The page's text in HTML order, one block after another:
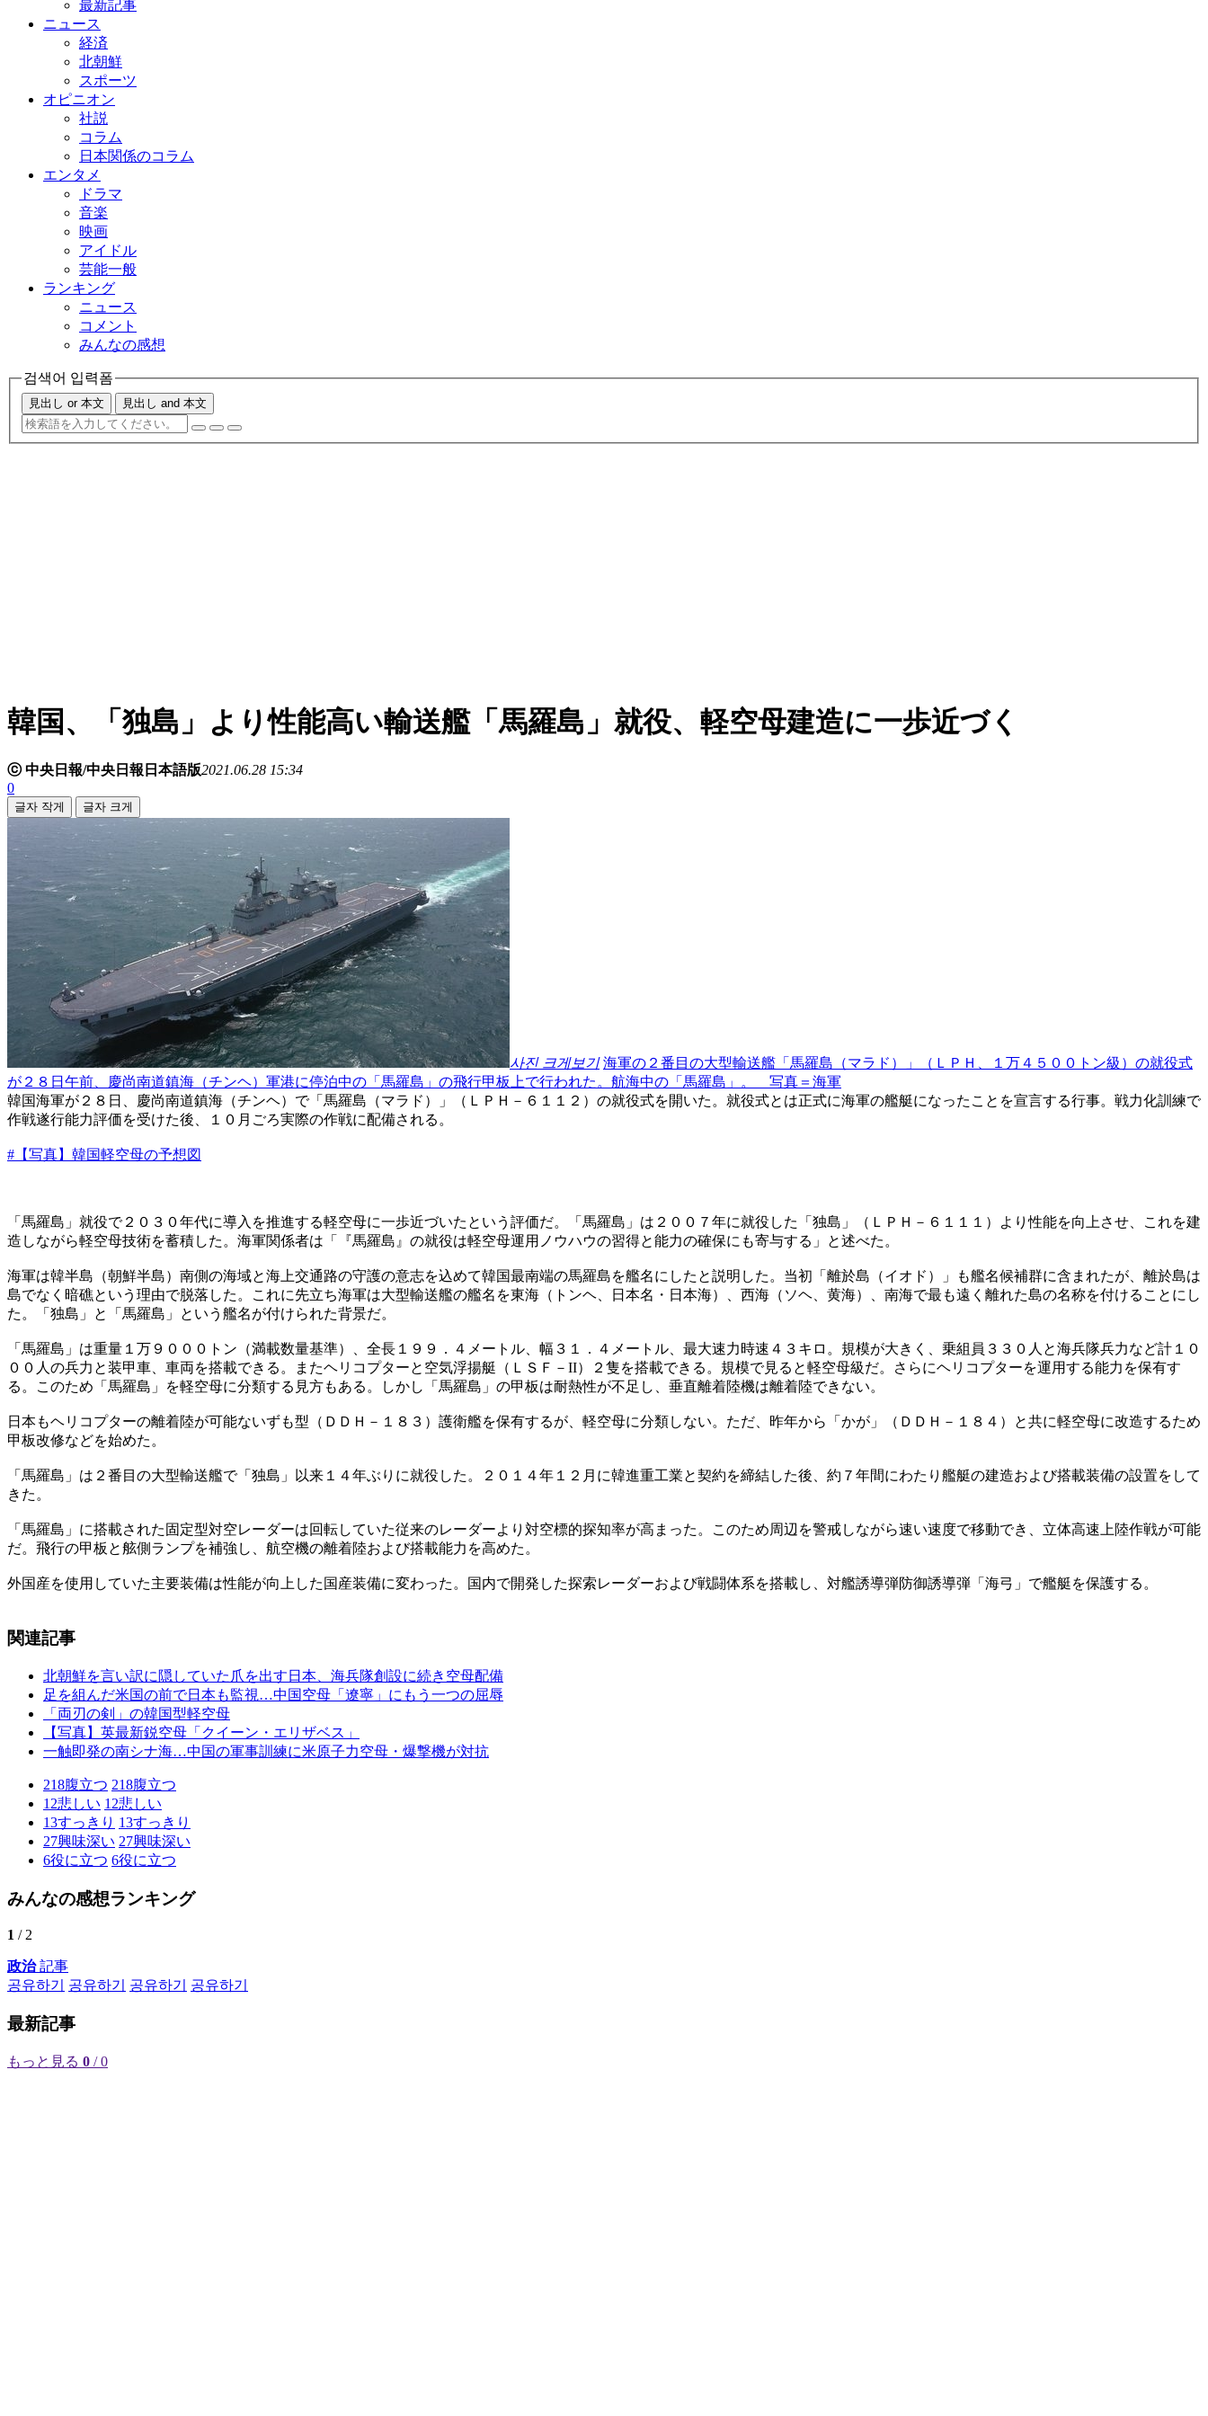
最新記事
ニュース
経済
北朝鮮
スポーツ
オピニオン
社説
コラム
日本関係のコラム
エンタメ
ドラマ
音楽
映画
アイドル
芸能一般
ランキング
ニュース
コメント
みんなの感想
검색어 입력폼
見出し or 本文 見出し and 本文
韓国、「独島」より性能高い輸送艦「馬羅島」就役、軽空母建造に一歩近づく
ⓒ 中央日報/中央日報日本語版2021.06.28 15:34
0
글자 작게 글자 크게
사진 크게보기 海軍の２番目の大型輸送艦「馬羅島（マラド）」（ＬＰＨ、１万４５００トン級）の就役式
が２８日午前、慶尚南道鎮海（チンヘ）軍港に停泊中の「馬羅島」の飛行甲板上で行われた。航海中の「馬羅島」。 写真＝海軍
韓国海軍が２８日、慶尚南道鎮海（チンヘ）で「馬羅島（マラド）」（ＬＰＨ－６１１２）の就役式を開いた。就役式とは正式に海軍の艦艇になったことを宣言する行事。戦力化訓練で
作戦遂行能力評価を受けた後、１０月ごろ実際の作戦に配備される。
#【写真】韓国軽空母の予想図
「馬羅島」就役で２０３０年代に導入を推進する軽空母に一歩近づいたという評価だ。「馬羅島」は２００７年に就役した「独島」（ＬＰＨ－６１１１）より性能を向上させ、これを建
造しながら軽空母技術を蓄積した。海軍関係者は「『馬羅島』の就役は軽空母運用ノウハウの習得と能力の確保にも寄与する」と述べた。
海軍は韓半島（朝鮮半島）南側の海域と海上交通路の守護の意志を込めて韓国最南端の馬羅島を艦名にしたと説明した。当初「離於島（イオド）」も艦名候補群に含まれたが、離於島は
島でなく暗礁という理由で脱落した。これに先立ち海軍は大型輸送艦の艦名を東海（トンヘ、日本名・日本海）、西海（ソヘ、黄海）、南海で最も遠く離れた島の名称を付けることにし
た。「独島」と「馬羅島」という艦名が付けられた背景だ。
「馬羅島」は重量１万９０００トン（満載数量基準）、全長１９９．４メートル、幅３１．４メートル、最大速力時速４３キロ。規模が大きく、乗組員３３０人と海兵隊兵力など計１０
００人の兵力と装甲車、車両を搭載できる。またヘリコプターと空気浮揚艇（ＬＳＦ－II）２隻を搭載できる。規模で見ると軽空母級だ。さらにヘリコプターを運用する能力を保有す
る。このため「馬羅島」を軽空母に分類する見方もある。しかし「馬羅島」の甲板は耐熱性が不足し、垂直離着陸機は離着陸できない。
日本もヘリコプターの離着陸が可能ないずも型（ＤＤＨ－１８３）護衛艦を保有するが、軽空母に分類しない。ただ、昨年から「かが」（ＤＤＨ－１８４）と共に軽空母に改造するため
甲板改修などを始めた。
「馬羅島」は２番目の大型輸送艦で「独島」以来１４年ぶりに就役した。２０１４年１２月に韓進重工業と契約を締結した後、約７年間にわたり艦艇の建造および搭載装備の設置をして
きた。
「馬羅島」に搭載された固定型対空レーダーは回転していた従来のレーダーより対空標的探知率が高まった。このため周辺を警戒しながら速い速度で移動でき、立体高速上陸作戦が可能
だ。飛行の甲板と舷側ランプを補強し、航空機の離着陸および搭載能力を高めた。
外国産を使用していた主要装備は性能が向上した国産装備に変わった。国内で開発した探索レーダーおよび戦闘体系を搭載し、対艦誘導弾防御誘導弾「海弓」で艦艇を保護する。
関連記事
北朝鮮を言い訳に隠していた爪を出す日本、海兵隊創設に続き空母配備
足を組んだ米国の前で日本も監視…中国空母「遼寧」にもう一つの屈辱
「両刃の剣」の韓国型軽空母
【写真】英最新鋭空母「クイーン・エリザベス」
一触即発の南シナ海…中国の軍事訓練に米原子力空母・爆撃機が対抗
218腹立つ 218腹立つ
12悲しい 12悲しい
13すっきり 13すっきり
27興味深い 27興味深い
6役に立つ 6役に立つ
みんなの感想ランキング
1 / 2
政治記事
공유하기
공유하기 공유하기 공유하기
最新記事
もっと見る 0 / 0